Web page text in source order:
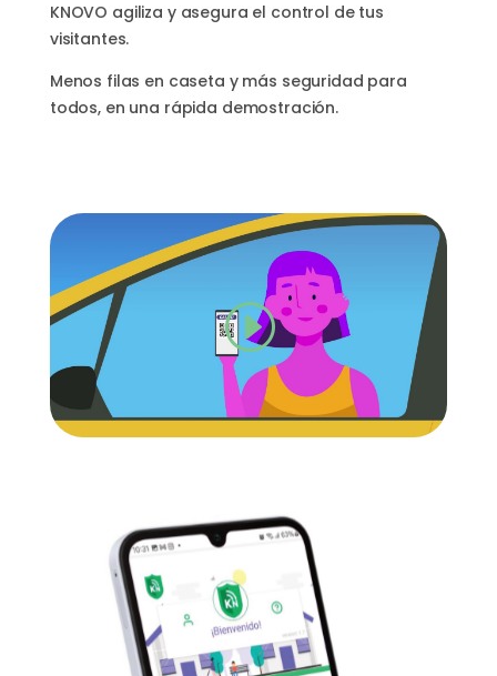
KNOVO agiliza y asegura el control de tus
visitantes.
Menos filas en caseta y más seguridad para
todos, en una rápida demostración.